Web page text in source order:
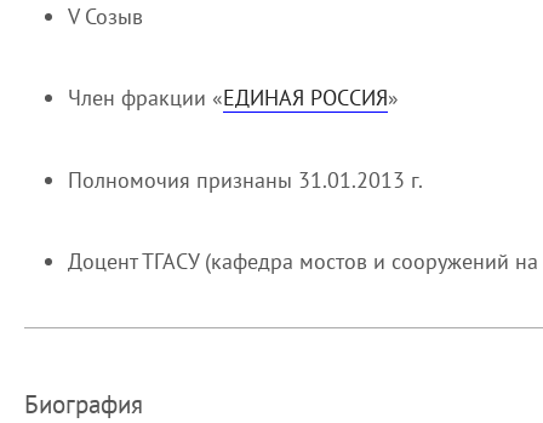
V Созыв
Член фракции «ЕДИНАЯ РОССИЯ»
Полномочия признаны 31.01.2013 г.
Доцент ТГАСУ (кафедра мостов и сооружений на
Биография